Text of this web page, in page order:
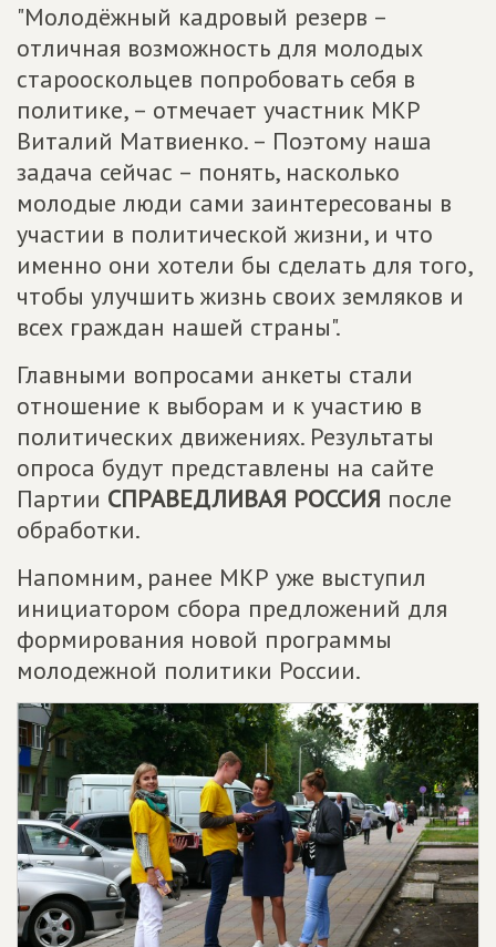
"Молодёжный кадровый резерв –
отличная возможность для молодых
старооскольцев попробовать себя в
политике, – отмечает участник МКР
Виталий Матвиенко. – Поэтому наша
задача сейчас – понять, насколько
молодые люди сами заинтересованы в
участии в политической жизни, и что
именно они хотели бы сделать для того,
чтобы улучшить жизнь своих земляков и
всех граждан нашей страны".
Главными вопросами анкеты стали
отношение к выборам и к участию в
политических движениях. Результаты
опроса будут представлены на сайте
Партии СПРАВЕДЛИВАЯ РОССИЯ после
обработки.
Напомним, ранее МКР уже выступил
инициатором сбора предложений для
формирования новой программы
молодежной политики России.